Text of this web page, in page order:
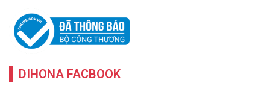
DIHONA FACBOOK